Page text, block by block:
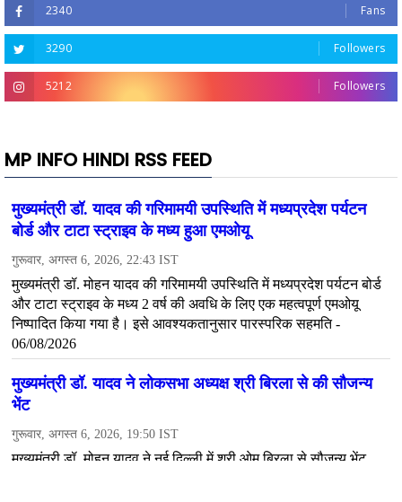
2340 Fans
3290 Followers
5212 Followers
MP INFO HINDI RSS FEED